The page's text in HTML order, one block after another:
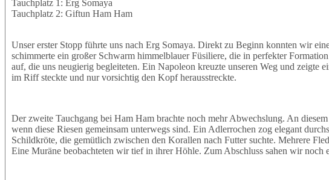
Tauchplatz 1: Erg Somaya
Tauchplatz 2: Giftun Ham Ham
Unser erster Stopp führte uns nach Erg Somaya. Direkt zu Beginn konnten wir
schimmerte ein großer Schwarm himmelblauer Füsiliere, die in perfekter
auf, die uns neugierig begleiteten. Ein Napoleon kreuzte unseren Weg und
im Riff steckte und nur vorsichtig den Kopf herausstreckte.
Der zweite Tauchgang bei Ham Ham brachte noch mehr Abwechslung. An
wenn diese Riesen gemeinsam unterwegs sind. Ein Adlerrochen zog elegant
Schildkröte, die gemütlich zwischen den Korallen nach Futter suchte. Mehrere
Eine Muräne beobachteten wir tief in ihrer Höhle. Zum Abschluss sahen wir